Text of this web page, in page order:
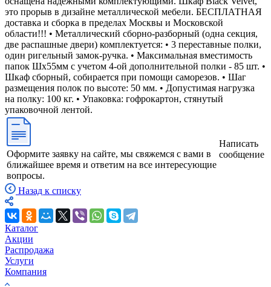
это прорыв в дизайне металлической мебели. БЕСПЛАТНАЯ
доставка и сборка в пределах Москвы и Московской
области!!! • Металлический сборно-разборный (одна секция,
две распашные двери) комплектуется: • 3 переставные полки,
один ригельный замок-ручка. • Максимальная вместимость
папок Шх55мм с учетом 4-ой дополнительной полки - 85 шт. •
Шкаф сборный, собирается при помощи саморезов. • Шаг
размещения полок по высоте: 50 мм. • Допустимая нагрузка
на полку: 100 кг. • Упаковка: гофрокартон, стянутый
упаковочной лентой.
Оформите заявку на сайте, мы свяжемся с вами в
ближайшее время и ответим на все интересующие
вопросы.
Написать
сообщение
Назад к списку
Каталог
Акции
Распродажа
Услуги
Компания